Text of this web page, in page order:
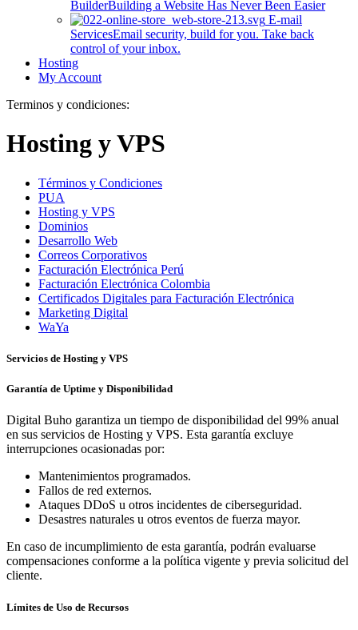
BuilderBuilding a Website Has Never Been Easier
E-mail
ServicesEmail security, build for you. Take back
control of your inbox.
Hosting
My Account
Terminos y condiciones:
Hosting y VPS
Términos y Condiciones
PUA
Hosting y VPS
Dominios
Desarrollo Web
Correos Corporativos
Facturación Electrónica Perú
Facturación Electrónica Colombia
Certificados Digitales para Facturación Electrónica
Marketing Digital
WaYa
Servicios de Hosting y VPS
Garantía de Uptime y Disponibilidad
Digital Buho garantiza un tiempo de disponibilidad del 99% anual
en sus servicios de Hosting y VPS. Esta garantía excluye
interrupciones ocasionadas por:
Mantenimientos programados.
Fallos de red externos.
Ataques DDoS u otros incidentes de ciberseguridad.
Desastres naturales u otros eventos de fuerza mayor.
En caso de incumplimiento de esta garantía, podrán evaluarse
compensaciones conforme a la política vigente y previa solicitud del
cliente.
Límites de Uso de Recursos